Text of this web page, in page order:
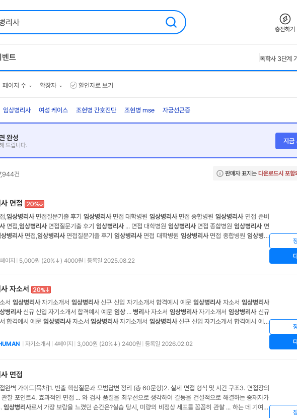
충전하기
벤트
페이지 수 확장자 할인자료 보기
임상병리사 여성 케이스 조헌병 간호진단 조현병 mse 자궁선근증
완성
드립니다.
지금
판매자 표지는 다운로드시 포함
건
면접
,임상병리사면접질문기출 후기 임상병리사면접 대학병원 임상병리사면접 종합병원 임상병리사면접 준비
면접,임상병리사면접질문기출 후기 임상병리사 ... 면접 대학병원 임상병리사면접 종합병원 임상병리사면
병리사면접,임상병리사면접질문기출 후기 임상병리사면접 대학병원 임상병리사면접 종합병원 임상병리
이지 5,000원 (20%↓) 4000원 등록일 2025.08.22
자소서
서 임상병리사자기소개서 임상병리사신규 신입 자기소개서 합격예시 예문 임상병리사자소서 임상병리사
병리사신규 신입 자기소개서 합격예시 예문 임상... 병리 사 자소서 임상병리사자기소개서 임상병리사신규
합격예시 예문 임상병리사자소서 임상병리사자기소개서 임상병리사
임상병리사신규 신입 자기소개서 합격예시 예문 임상병리사자소서
자기소개서 4페이지 3,000원 (20%↓) 2400원 등록일 2026.02.02
면접
완벽 가이드[목차]1. 빈출 핵심질문과 모범답변 정리 (총 60문항)2. 실제 면접 형식 및 시간 구조3. 면접장의
찰 포인트4. 효과적인 면접 ... 와 검사 품질을 최우선으로 생각하여 갈등을 건설적으로 해결하는 중재자가
임상병리사로서 가장 보람을 느꼈던 순간은?실습 당시, 미량의 비정상 세포를 꼼꼼히 관찰 ... 하는 데 기여하